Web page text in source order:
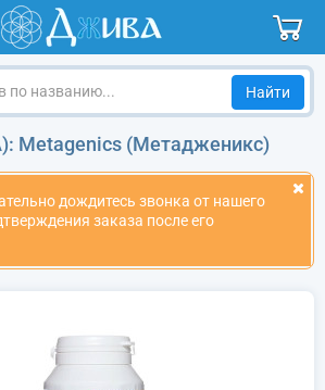
Metagenics (Метадженикс)
дождитесь звонка от нашего
заказа после его